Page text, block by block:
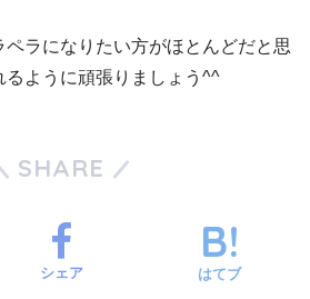
ラになりたい方がほとんどだと思
るように頑張りましょう^^
SHARE
シェア はてブ